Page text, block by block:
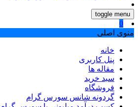
toggle menu
0
منوی اصلی
خانه
پنل کاربری
مقاله ها
سبد خرید
فروشگاه
گردونه شانس سورس گرام